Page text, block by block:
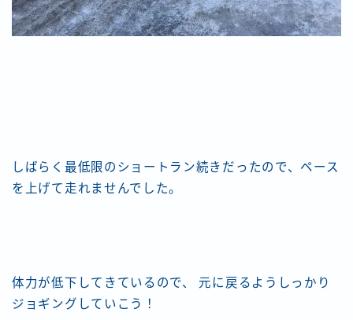
しばらく最低限のショートラン続きだったので、ペース
を上げて走れませんでした。
体力が低下してきているので、 元に戻るようしっかり
ジョギングしていこう！